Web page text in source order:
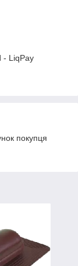
- LiqPay
покупця